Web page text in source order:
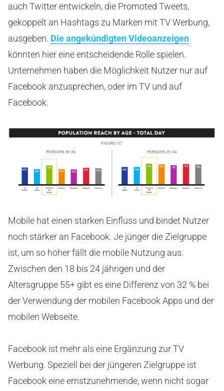
auch Twitter entwickeln, die Promoted Tweets,
gekoppelt an Hashtags zu Marken mit TV Werbung,
ausgeben. Die angekündigten Videoanzeigen
könnten hier eine entscheidende Rolle spielen.
Unternehmen haben die Möglichkeit Nutzer nur auf
Facebook anzusprechen, oder im TV und auf
Facebook.
Mobile hat einen starken Einfluss und bindet Nutzer
noch stärker an Facebook. Je jünger die Zielgruppe
ist, um so höher fällt die mobile Nutzung aus.
Zwischen den 18 bis 24 jährigen und der
Altersgruppe 55+ gibt es eine Differenz von 32 % bei
der Verwendung der mobilen Facebook Apps und der
mobilen Webseite.
Facebook ist mehr als eine Ergänzung zur TV
Werbung. Speziell bei der jüngeren Zielgruppe ist
Facebook eine ernstzunehmende, wenn nicht sogar